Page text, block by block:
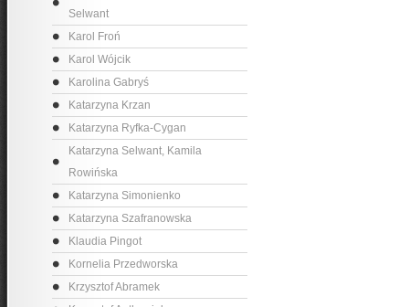
Selwant
Karol Froń
Karol Wójcik
Karolina Gabryś
Katarzyna Krzan
Katarzyna Ryfka-Cygan
Katarzyna Selwant, Kamila
Rowińska
Katarzyna Simonienko
Katarzyna Szafranowska
Klaudia Pingot
Kornelia Przedworska
Krzysztof Abramek